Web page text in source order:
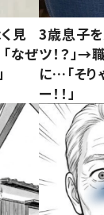
見
なぜ
3歳息子
ツ！？」
に…「そり
ー！！」